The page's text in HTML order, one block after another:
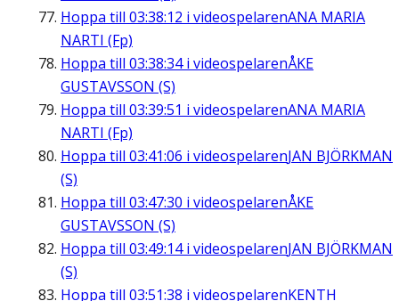
Hoppa till 03:38:12 i videospelarenANA MARIA
NARTI (Fp)
Hoppa till 03:38:34i videospelarenÅKE
GUSTAVSSON (S)
Hoppa till 03:39:51 i videospelarenANA MARIA
NARTI (Fp)
Hoppa till 03:41:06 i videospelarenJAN BJÖRKMAN
(S)
Hoppa till 03:47:30 i videospelarenÅKE
GUSTAVSSON (S)
Hoppa till 03:49:14i videospelarenJAN BJÖRKMAN
(S)
Hoppa till 03:51:38 i videospelarenKENTH